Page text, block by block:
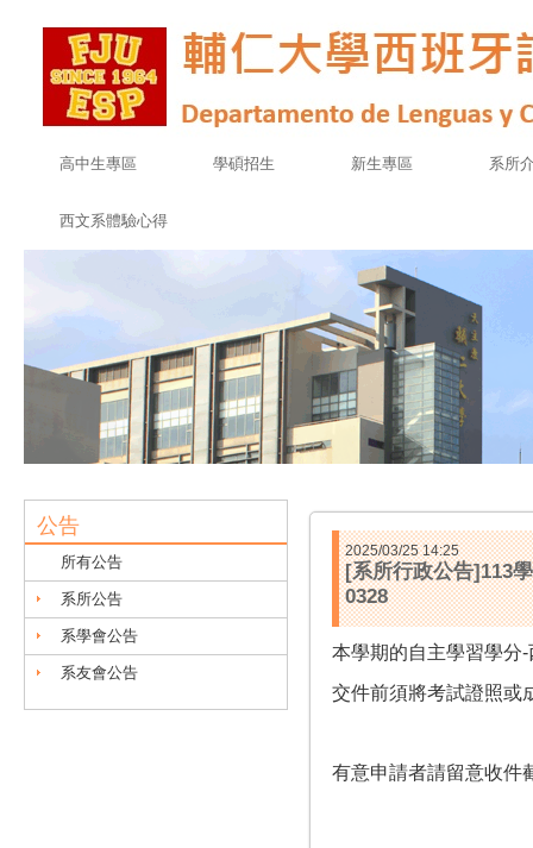
高中生專區 學碩招生 新生專區 系所
西文系體驗心得
公告
所有公告
系所公告
系學會公告
系友會公告
2025/03/25 14:25
[系所行政公告]113
0328
本學期的自主學習學分
交件前須將考試證照或
有意申請者請留意收件